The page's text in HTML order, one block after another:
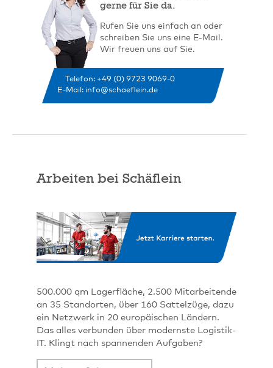
gerne für Sie da.
Rufen Sie uns einfach an oder
schreiben Sie uns eine E-Mail.
Wir freuen uns auf Sie.
Telefon: +49 (0) 9723 9069-0
E-Mail: info@schaeflein.de
Arbeiten bei Schäflein
500.000 qm Lagerfläche, 2.500 Mitarbeitende
an 35 Standorten, über 160 Sattelzüge, dazu
ein Netzwerk in 20 europäischen Ländern.
Das alles verbunden über modernste Logistik-
IT. Klingt nach spannenden Aufgaben?